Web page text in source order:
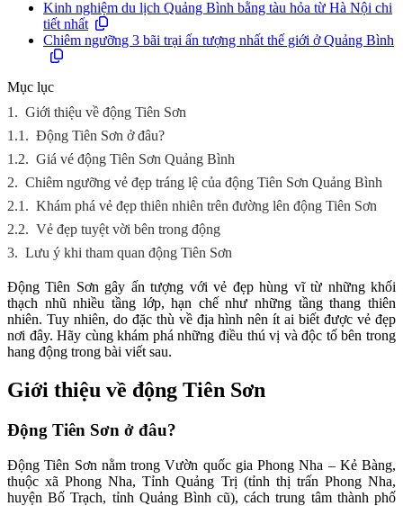
Kinh nghiệm du lịch Quảng Bình bằng tàu hỏa từ Hà Nội chi
tiết nhất
Chiêm ngưỡng 3 bãi trại ấn tượng nhất thế giới ở Quảng Bình
Mục lục
1. Giới thiệu về động Tiên Sơn
1.1. Động Tiên Sơn ở đâu?
1.2. Giá vé động Tiên Sơn Quảng Bình
2. Chiêm ngưỡng vẻ đẹp tráng lệ của động Tiên Sơn Quảng Bình
2.1. Khám phá vẻ đẹp thiên nhiên trên đường lên động Tiên Sơn
2.2. Vẻ đẹp tuyệt vời bên trong động
3. Lưu ý khi tham quan động Tiên Sơn
Động Tiên Sơn gây ấn tượng với vẻ đẹp hùng vĩ từ những khối
thạch nhũ nhiều tầng lớp, hạn chế như những tầng thang thiên
nhiên. Tuy nhiên, do đặc thù về địa hình nên ít ai biết được vẻ đẹp
nơi đây. Hãy cùng khám phá những điều thú vị và độc tố bên trong
hang động trong bài viết sau.
Giới thiệu về động Tiên Sơn
Động Tiên Sơn ở đâu?
Động Tiên Sơn nằm trong Vườn quốc gia Phong Nha – Kẻ Bàng,
thuộc xã Phong Nha, Tỉnh Quảng Trị (tỉnh thị trấn Phong Nha,
huyện Bố Trạch, tỉnh Quảng Bình cũ), cách trung tâm thành phố